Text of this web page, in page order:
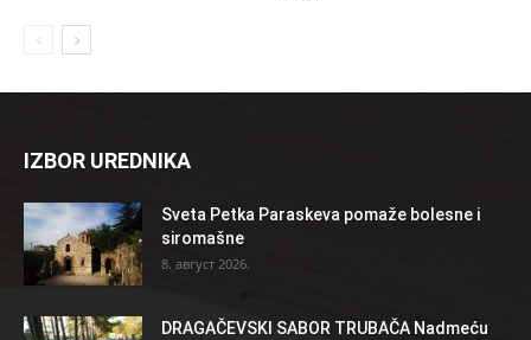
IZBOR UREDNIKA
Sveta Petka Paraskeva pomaže bolesne i
siromašne
8. август 2026.
DRAGAČEVSKI SABOR TRUBAČA Nadmeću